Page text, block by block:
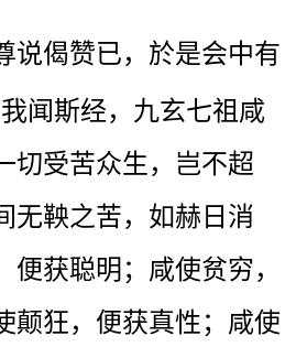
说偈赞已，於是会中有
闻斯经，九玄七祖咸
切受苦众生，岂不超
无鞅之苦，如赫日消
便获聪明；咸使贫穷，
颠狂，便获真性；咸使